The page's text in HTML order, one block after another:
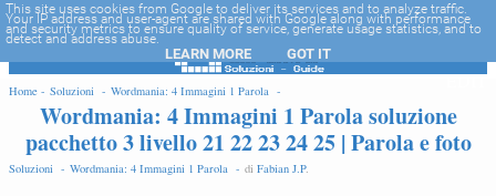
-->
Home - Soluzioni - Wordmania: 4 Immagini 1 Parola -
Wordmania: 4 Immagini 1 Parola soluzione
pacchetto 3 livello 21 22 23 24 25 | Parola e foto
Soluzioni - Wordmania: 4 Immagini 1 Parola - di Fabian J.P.
EDIT
This site uses cookies from Google to deliver its services and to analyze traffic.
Your IP address and user-agent are shared with Google along with performance
and security metrics to ensure quality of service, generate usage statistics, and to
detect and address abuse.
LEARN MORE GOT IT